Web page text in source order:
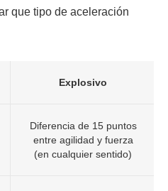
que tipo de aceleración
Explosivo
Diferencia de 15 puntos
entre agilidad y fuerza
(en cualquier sentido)